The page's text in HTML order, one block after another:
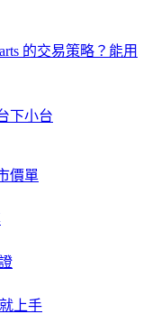
的交易策略？能用
下小台
價單
上手